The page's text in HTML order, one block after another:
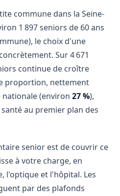
commune dans la Seine-
1 897 seniors de 60 ans
le choix d'une
Sur 4 671
continue de croître
proportion, nettement
(environ 27 %),
au premier plan des
senior est de couvrir ce
à votre charge, en
l'optique et l'hôpital. Les
par des plafonds